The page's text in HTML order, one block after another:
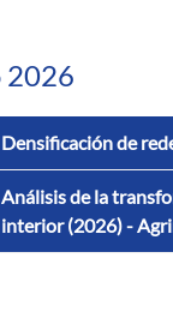
2026
Densificación de
Análisis de la
interior (2026) -